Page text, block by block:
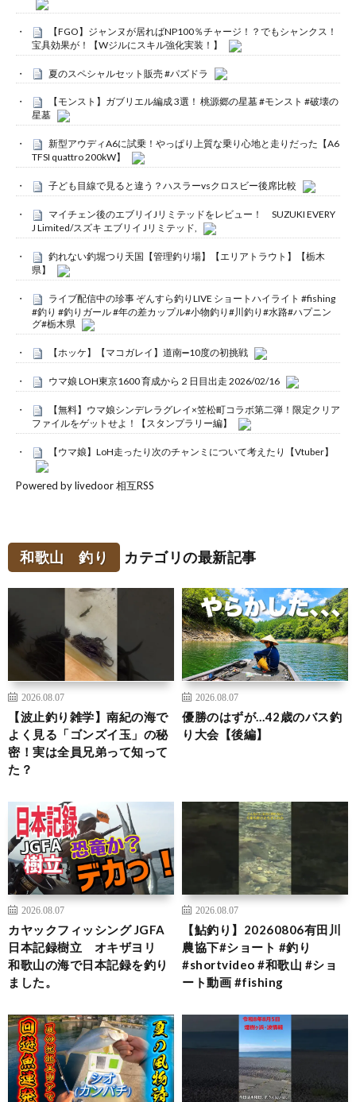
【FGO】ジャンヌが居ればNP100％チャージ！？でもシャンクス！
宝具効果が！【Wジルにスキル強化実装！】
夏のスペシャルセット販売 #パズドラ
【モンスト】ガブリエル編成 3選！ 桃源郷の星墓 #モンスト #破壊の
星墓
新型アウディA6に試乗！やっぱり上質な乗り心地と走りだった【A6
TFSI quattro 200kW】
子ども目線で見ると違う？ハスラーvsクロスビー後席比較
マイチェン後のエブリイJリミテッドをレビュー！ SUZUKI EVERY
J Limited/スズキ エブリイ Jリミテッド,
釣れない釣堀つり天国【管理釣り場】【エリアトラウト】【栃木
県】
ライブ配信中の珍事 ぞんすら釣りLIVE ショートハイライト #fishing
#釣り #釣りガール #年の差カップル#小物釣り#川釣り#水路#ハプニン
グ#栃木県
【ホッケ】【マコガレイ】道南➖10度の初挑戦
ウマ娘 LOH東京1600 育成から２日目出走 2026/02/16
【無料】ウマ娘シンデレラグレイ×笠松町コラボ第二弾！限定クリア
ファイルをゲットせよ！【スタンプラリー編】
【ウマ娘】LoH走ったり次のチャンミについて考えたり【Vtuber】
Powered by livedoor 相互RSS
和歌山 釣り カテゴリの最新記事
2026.08.07
【波止釣り雑学】南紀の海で
よく見る「ゴンズイ玉」の秘
密！実は全員兄弟って知って
た？
2026.08.07
優勝のはずが…42歳のバス釣
り大会【後編】
2026.08.07
カヤックフィッシング JGFA
日本記録樹立 オキザヨリ
和歌山の海で日本記録を釣り
ました。
2026.08.07
【鮎釣り】20260806有田川
農協下#ショート #釣り
#shortvideo #和歌山 #ショ
ート動画 #fishing